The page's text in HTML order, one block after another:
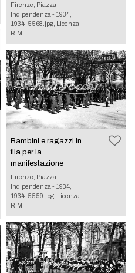
Firenze, Piazza
Indipendenza - 1934,
1934_5568.jpg, Licenza
R.M.
Bambini e ragazzi in
fila per la
manifestazione
Firenze, Piazza
Indipendenza - 1934,
1934_5559.jpg, Licenza
R.M.